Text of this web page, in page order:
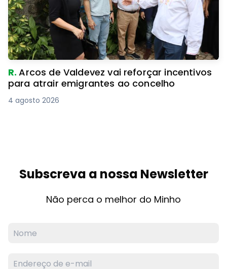
R.Arcos de Valdevez vai reforçar incentivos
para atrair emigrantes ao concelho
4 agosto 2026
Subscreva a nossa Newsletter
Não perca o melhor do Minho